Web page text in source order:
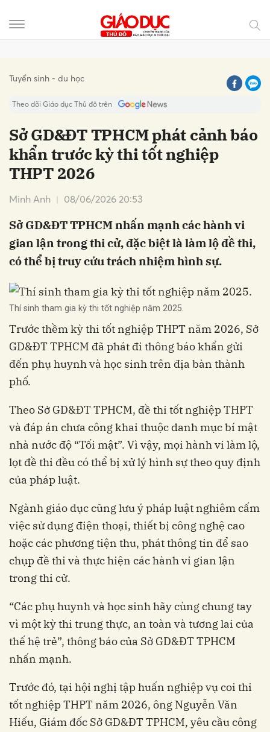
Tuyển sinh - du học
Theo dõi Giáo dục Thủ đô trên
Sở GD&ĐT TPHCM phát cảnh báo
khẩn trước kỳ thi tốt nghiệp
THPT 2026
Minh Anh 08/06/2026 20:53
Sở GD&ĐT TPHCM nhấn mạnh các hành vi
gian lận trong thi cử, đặc biệt là làm lộ đề thi,
có thể bị truy cứu trách nhiệm hình sự.
Thí sinh tham gia kỳ thi tốt nghiệp năm 2025.
Trước thềm kỳ thi tốt nghiệp THPT năm 2026, Sở
GD&ĐT TPHCM đã phát đi thông báo khẩn gửi
đến phụ huynh và học sinh trên địa bàn thành
phố.
Theo Sở GD&ĐT TPHCM, đề thi tốt nghiệp THPT
và đáp án chưa công khai thuộc danh mục bí mật
nhà nước độ “Tối mật”. Vì vậy, mọi hành vi làm lộ,
lọt đề thi đều có thể bị xử lý hình sự theo quy định
của pháp luật.
Ngành giáo dục cũng lưu ý pháp luật nghiêm cấm
việc sử dụng điện thoại, thiết bị công nghệ cao
hoặc các phương tiện thu, phát thông tin để sao
chụp đề thi và thực hiện các hành vi gian lận
trong thi cử.
“Các phụ huynh và học sinh hãy cùng chung tay
vì một kỳ thi trung thực, an toàn và tương lai của
thế hệ trẻ”, thông báo của Sở GD&ĐT TPHCM
nhấn mạnh.
Trước đó, tại hội nghị tập huấn nghiệp vụ coi thi
tốt nghiệp THPT năm 2026, ông Nguyễn Văn
Hiếu, Giám đốc Sở GD&ĐT TPHCM, yêu cầu công
Hủy Gửi